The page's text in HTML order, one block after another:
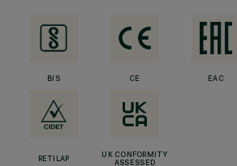
BIS CE EAC
RETILAP
UK CONFORMITY
ASSESSED